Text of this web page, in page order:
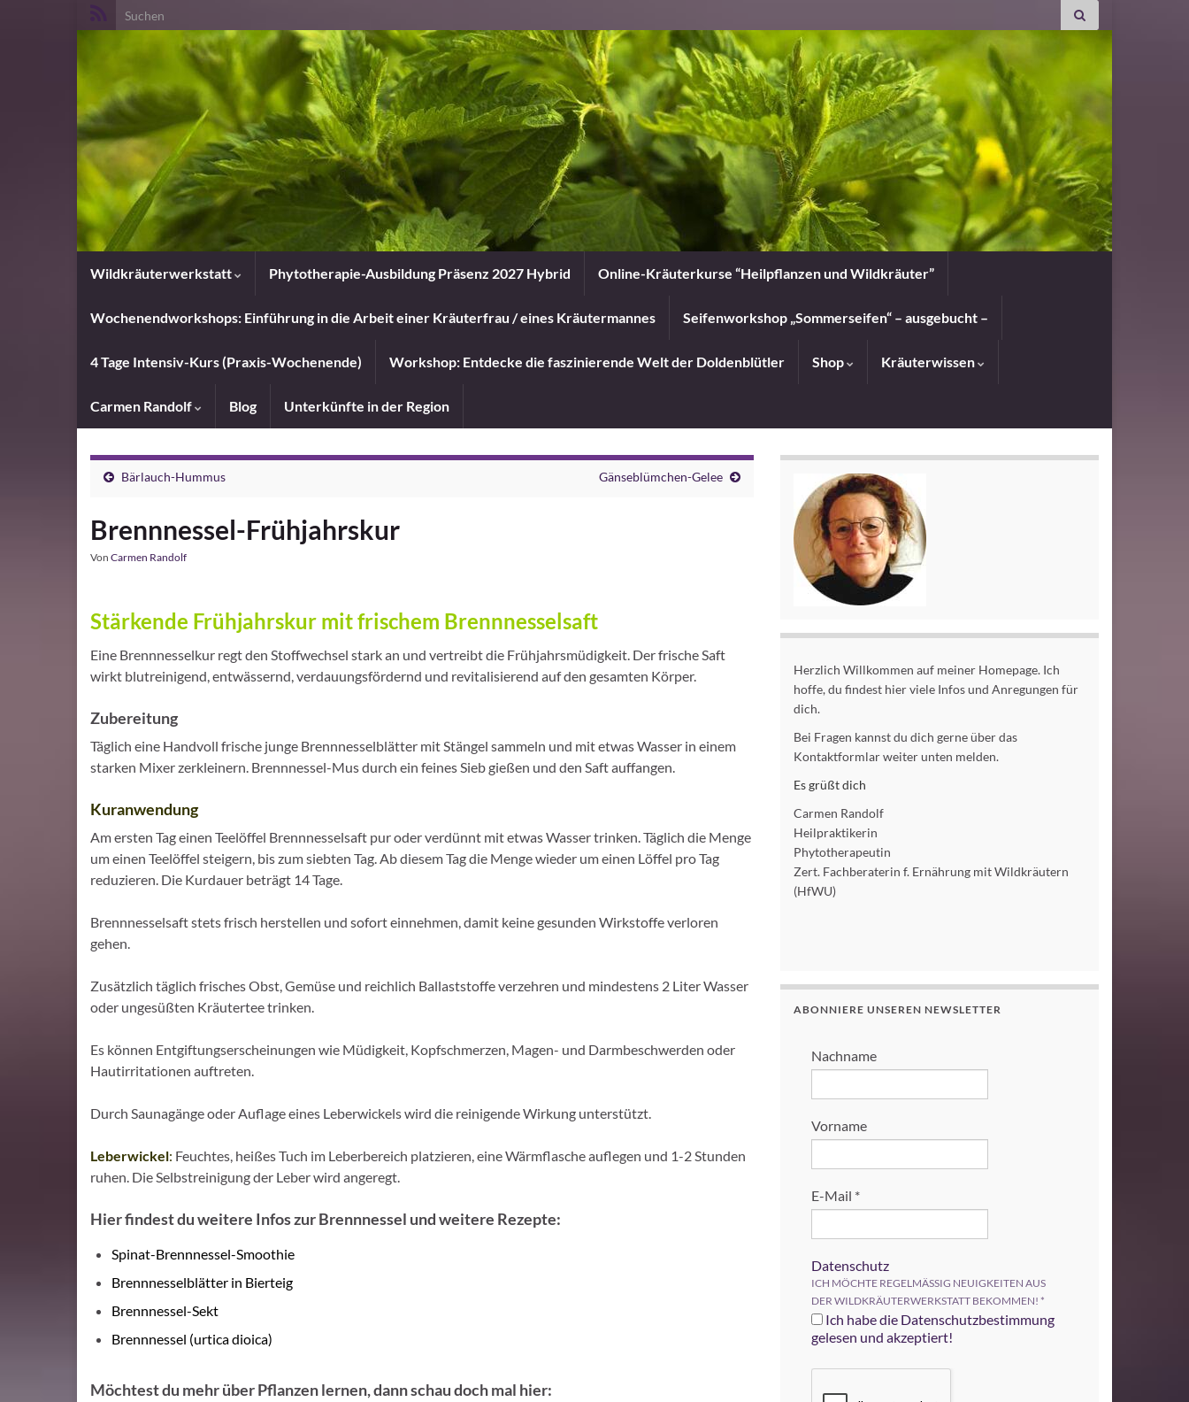
Search for:
Wildkräuterwerkstatt Phytotherapie-Ausbildung Präsenz 2027 Hybrid Online-Kräuterkurse “Heilpflanzen und Wildkräuter”
Wochenendworkshops: Einführung in die Arbeit einer Kräuterfrau / eines Kräutermannes Seifenworkshop „Sommerseifen“ – ausgebucht –
4 Tage Intensiv-Kurs (Praxis-Wochenende) Workshop: Entdecke die faszinierende Welt der Doldenblütler Shop Kräuterwissen
Carmen Randolf Blog Unterkünfte in der Region
Bärlauch-Hummus Gänseblümchen-Gelee
Brennnessel-Frühjahrskur
Von Carmen Randolf
Stärkende Frühjahrskur mit frischem Brennnesselsaft
Eine Brennnesselkur regt den Stoffwechsel stark an und vertreibt die Frühjahrsmüdigkeit. Der frische Saft
wirkt blutreinigend, entwässernd, verdauungsfördernd und revitalisierend auf den gesamten Körper.
Zubereitung
Täglich eine Handvoll frische junge Brennnesselblätter mit Stängel sammeln und mit etwas Wasser in einem
starken Mixer zerkleinern. Brennnessel-Mus durch ein feines Sieb gießen und den Saft auffangen.
Kuranwendung
Am ersten Tag einen Teelöffel Brennnesselsaft pur oder verdünnt mit etwas Wasser trinken. Täglich die Menge
um einen Teelöffel steigern, bis zum siebten Tag. Ab diesem Tag die Menge wieder um einen Löffel pro Tag
reduzieren. Die Kurdauer beträgt 14 Tage.
Brennnesselsaft stets frisch herstellen und sofort einnehmen, damit keine gesunden Wirkstoffe verloren
gehen.
Zusätzlich täglich frisches Obst, Gemüse und reichlich Ballaststoffe verzehren und mindestens 2 Liter Wasser
oder ungesüßten Kräutertee trinken.
Es können Entgiftungserscheinungen wie Müdigkeit, Kopfschmerzen, Magen- und Darmbeschwerden oder
Hautirritationen auftreten.
Durch Saunagänge oder Auflage eines Leberwickels wird die reinigende Wirkung unterstützt.
Leberwickel: Feuchtes, heißes Tuch im Leberbereich platzieren, eine Wärmflasche auflegen und 1-2 Stunden
ruhen. Die Selbstreinigung der Leber wird angeregt.
Hier findest du weitere Infos zur Brennnessel und weitere Rezepte:
Spinat-Brennnessel-Smoothie
Brennnesselblätter in Bierteig
Brennnessel-Sekt
Brennnessel (urtica dioica)
Möchtest du mehr über Pflanzen lernen, dann schau doch mal hier:
Herzlich Willkommen auf meiner Homepage. Ich
hoffe, du findest hier viele Infos und Anregungen für
dich.
Bei Fragen kannst du dich gerne über das
Kontaktformlar weiter unten melden.
Es grüßt dich
Carmen Randolf
Heilpraktikerin
Phytotherapeutin
Zert. Fachberaterin f. Ernährung mit Wildkräutern
(HfWU)
ABONNIERE UNSEREN NEWSLETTER
Nachname
Vorname
E-Mail *
Datenschutz
ICH MÖCHTE REGELMÄSSIG NEUIGKEITEN AUS
DER WILDKRÄUTERWERKSTATT BEKOMMEN! *
Ich habe die Datenschutzbestimmung
gelesen und akzeptiert!